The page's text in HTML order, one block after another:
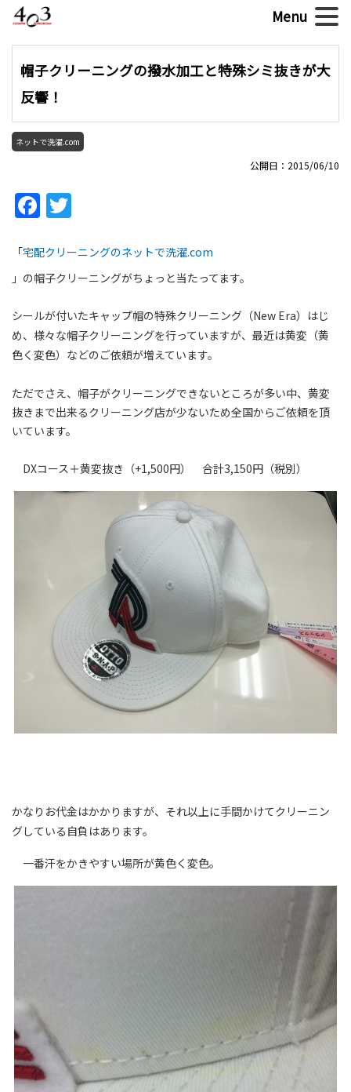
帽子クリーニングの撥水加工と特殊シミ抜きが大
反響！
ネットで洗濯.com
公開日：2015/06/10
Facebook
「宅配クリーニングのネットで洗濯.com
」の帽子クリーニングがちょっと当たってます。
シールが付いたキャップ帽の特殊クリーニング（New Era）はじ
め、様々な帽子クリーニングを行っていますが、最近は黄変（黄
色く変色）などのご依頼が増えています。
ただでさえ、帽子がクリーニングできないところが多い中、黄変
抜きまで出来るクリーニング店が少ないため全国からご依頼を頂
いています。
DXコース＋黄変抜き（+1,500円） 合計3,150円（税別）
かなりお代金はかかりますが、それ以上に手間かけてクリーニン
グしている自負はあります。
一番汗をかきやすい場所が黄色く変色。